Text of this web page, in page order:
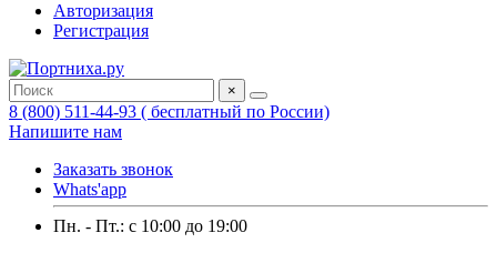
Авторизация
Регистрация
×
8 (800) 511-44-93 ( бесплатный по России)
Напишите нам
Заказать звонок
Whats'app
Пн. - Пт.: c 10:00 до 19:00